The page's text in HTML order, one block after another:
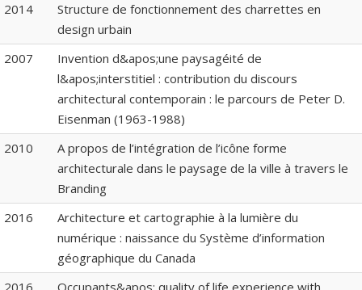
2014
Structure de fonctionnement des charrettes en
design urbain
2007
Invention d&apos;une paysagéité de
l&apos;interstitiel : contribution du discours
architectural contemporain : le parcours de Peter D.
Eisenman (1963-1988)
2010
A propos de l’intégration de l’icône forme
architecturale dans le paysage de la ville à travers le
Branding
2016
Architecture et cartographie à la lumière du
numérique : naissance du Système d’information
géographique du Canada